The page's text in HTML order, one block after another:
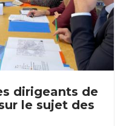
dirigeants de
le sujet des